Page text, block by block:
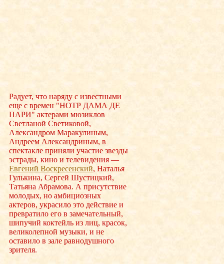
Радует, что наряду с известными
еще с времен "НОТР ДАМА ДЕ
ПАРИ" актерами мюзиклов
Светланой Светиковой,
Александром Маракулиным,
Андреем Александриным, в
спектакле приняли участие звезды
эстрады, кино и телевидения —
Евгений Воскресенский, Наталья
Гулькина, Сергей Шустицкий,
Татьяна Абрамова. А присутствие
молодых, но амбициозных
актеров, украсило это действие и
превратило его в замечательный,
шипучий коктейль из лиц, красок,
великолепной музыки, и не
оставило в зале равнодушного
зрителя.